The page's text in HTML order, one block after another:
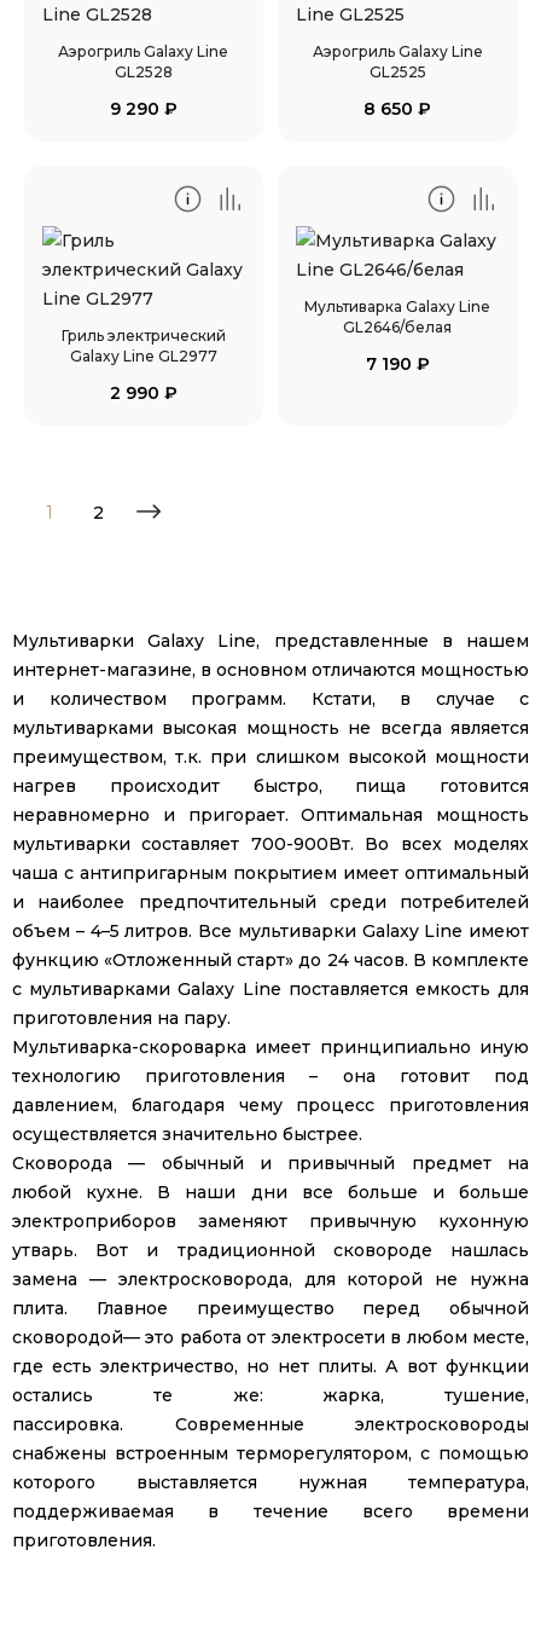
Аэрогриль Galaxy Line
GL2528
9 290 ₽
Аэрогриль Galaxy Line
GL2525
8 650₽
Гриль электрический
Galaxy Line GL2977
2 990 ₽
Мультиварка Galaxy Line
GL2646/белая
7 190 ₽
1 2
Мультиварки Galaxy Line, представленные в нашем
интернет-магазине, в основном отличаются мощностью
и количеством программ. Кстати, в случае с
мультиварками высокая мощность не всегда является
преимуществом, т.к. при слишком высокой мощности
нагрев происходит быстро, пища готовится
неравномерно и пригорает. Оптимальная мощность
мультиварки составляет 700-900Вт. Во всех моделях
чаша с антипригарным покрытием имеет оптимальный
и наиболее предпочтительный среди потребителей
объем – 4–5 литров. Все мультиварки Galaxy Line имеют
функцию «Отложенный старт» до 24 часов. В комплекте
с мультиварками Galaxy Line поставляется емкость для
приготовления на пару.
Мультиварка-скороварка имеет принципиально иную
технологию приготовления – она готовит под
давлением, благодаря чему процесс приготовления
осуществляется значительно быстрее.
Сковорода — обычный и привычный предмет на
любой кухне. В наши дни все больше и больше
электроприборов заменяют привычную кухонную
утварь. Вот и традиционной сковороде нашлась
замена — электросковорода, для которой не нужна
плита. Главное преимущество перед обычной
сковородой— это работа от электросети в любом месте,
где есть электричество, но нет плиты. А вот функции
остались те же: жарка, тушение,
пассировка. Современные электросковороды
снабжены встроенным терморегулятором, с помощью
которого выставляется нужная температура,
поддерживаемая в течение всего времени
приготовления.